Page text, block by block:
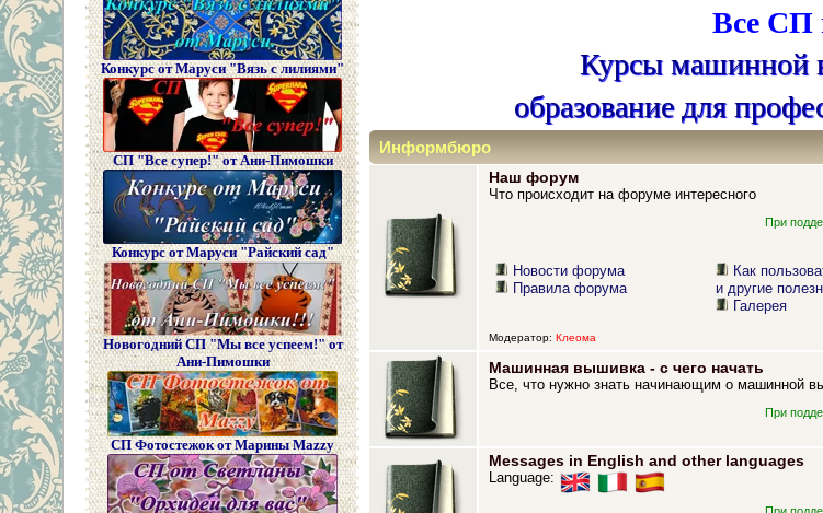
Конкурс от Маруси "Вязь с лилиями"
СП "Все супер!" от Ани-Пимошки
Конкурс от Маруси "Райский сад"
Новогодний СП "Мы все успеем!" от
Ани-Пимошки
СП Фотостежок от Марины Mazzy
Все СП
Курсы машинной
образование для
Информбюро
Наш форум
Что происходит на форуме интересного
При
Новости форума
Правила форума
Как
и другие
Галерея
Модератор: Клеома
Машинная вышивка - с чего начать
Все, что нужно знать начинающим о машинной
При
Messages in English and other languages
Language: